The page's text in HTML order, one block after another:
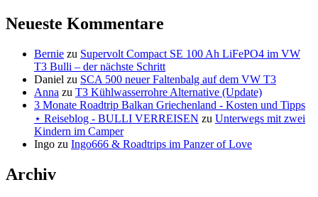
Neueste Kommentare
Bernie zu Supervolt Compact SE 100 Ah LiFePO4 im VW
T3 Bulli – der nächste Schritt
Daniel zu SCA 500 neuer Faltenbalg auf dem VW T3
Anna zu T3 Kühlwasserrohre Alternative (Update)
3 Monate Roadtrip Balkan Griechenland - Kosten und Tipps
⋆ Reiseblog - BULLI VERREISEN zu Unterwegs mit zwei
Kindern im Camper
Ingo zu Ingo666 & Roadtrips im Panzer of Love
Archiv